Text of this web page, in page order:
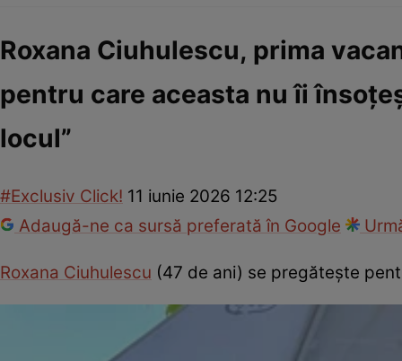
Roxana Ciuhulescu, prima
pentru care aceasta nu îi
locul”
#Exclusiv Click! 11 iunie 2026 12:25
Adaugă-ne ca sursă preferată în Google
Roxana Ciuhulescu (47 de ani) se pregătește